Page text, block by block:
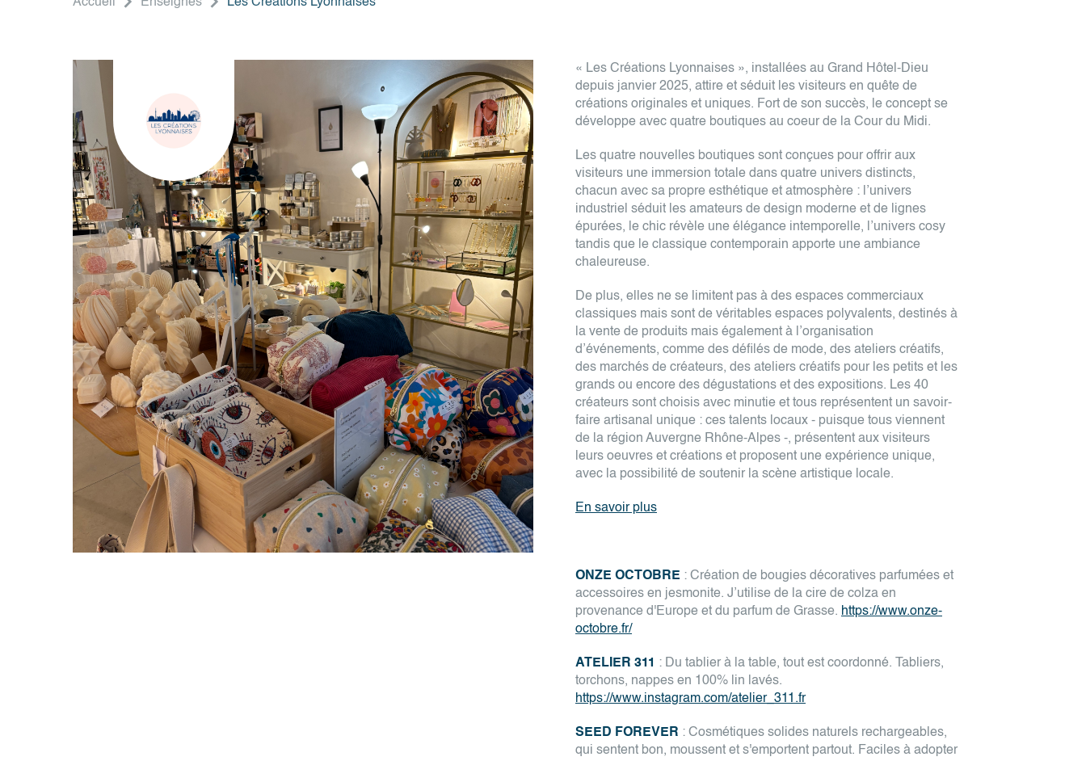
« Les Créations Lyonnaises », installées au Grand Hôtel-Dieu
depuis janvier 2025, attire et séduit les visiteurs en quête de
créations originales et uniques. Fort de son succès, le concept se
développe avec quatre boutiques au coeur de la Cour du Midi.
Les quatre nouvelles boutiques sont conçues pour offrir aux
visiteurs une immersion totale dans quatre univers distincts,
chacun avec sa propre esthétique et atmosphère : l’univers
industriel séduit les amateurs de design moderne et de lignes
épurées, le chic révèle une élégance intemporelle, l’univers cosy
tandis que le classique contemporain apporte une ambiance
chaleureuse.
De plus, elles ne se limitent pas à des espaces commerciaux
classiques mais sont de véritables espaces polyvalents, destinés à
la vente de produits mais également à l’organisation
d’événements, comme des défilés de mode, des ateliers créatifs,
des marchés de créateurs, des ateliers créatifs pour les petits et les
grands ou encore des dégustations et des expositions. Les 40
créateurs sont choisis avec minutie et tous représentent un savoir-
faire artisanal unique : ces talents locaux - puisque tous viennent
de la région Auvergne Rhône-Alpes -, présentent aux visiteurs
leurs oeuvres et créations et proposent une expérience unique,
avec la possibilité de soutenir la scène artistique locale.
En savoir plus
ONZE OCTOBRE : Création de bougies décoratives parfumées et
accessoires en jesmonite. J’utilise de la cire de colza en
provenance d'Europe et du parfum de Grasse. https://www.onze-
octobre.fr/
ATELIER 311
: Du tablier à la table, tout est coordonné. Tabliers,
torchons, nappes en 100% lin lavés.
https://www.instagram.com/atelier_311.fr
SEED FOREVER : Cosmétiques solides naturels rechargeables,
qui sentent bon, moussent et s'emportent partout. Faciles à adopter